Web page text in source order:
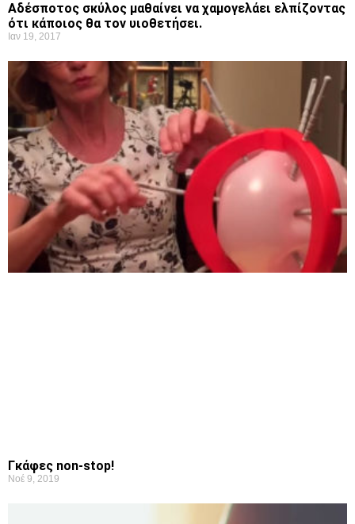
Αδέσποτος σκύλος μαθαίνει να χαμογελάει ελπίζοντας
ότι κάποιος θα τον υιοθετήσει.
Ιαν 19, 2017
Γκάφες non-stop!
Νοέ 9, 2019